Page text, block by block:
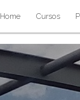
Home Cursos